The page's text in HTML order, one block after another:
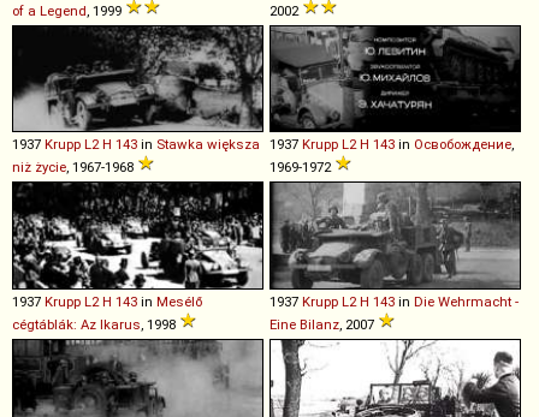
of a Legend , 1999
2002
1937 Krupp L2 H 143 in Stawka większa
niż życie, 1967-1968
1937 Krupp L2 H 143 in Освобождение,
1969-1972
1937 Krupp L2 H 143 in Mesélő
cégtáblák: Az Ikarus, 1998
1937 Krupp L2 H 143 in Die Wehrmacht -
Eine Bilanz, 2007